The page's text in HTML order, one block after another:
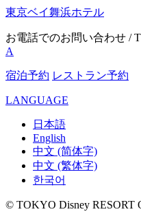
東京ベイ舞浜ホテル
お電話でのお問い合わせ /
A
宿泊予約 レストラン予約
LANGUAGE
日本語
English
中文 (简体字)
中文 (繁体字)
한국어
© TOKYO Disney RESORT